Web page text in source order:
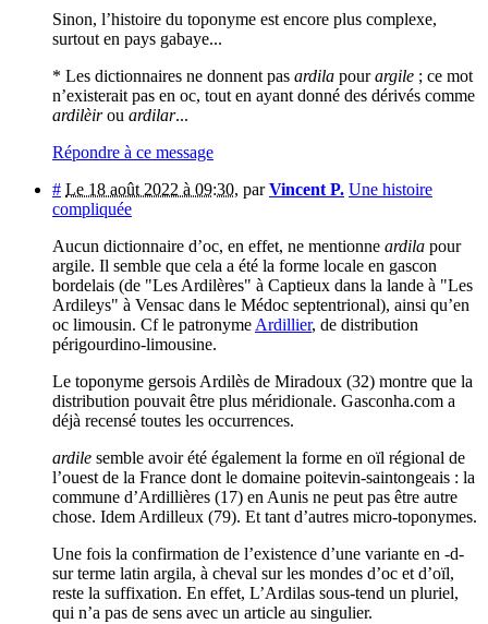
Sinon, l’histoire du toponyme est encore plus complexe,
surtout en pays gabaye...
* Les dictionnaires ne donnent pas ardila pourargile ; ce mot
n’existerait pas en oc, tout en ayant donné des dérivés comme
ardilèirou ardilar...
Répondre à ce message
# Le 18 août 2022 à 09:30, parVincent P. Une histoire
compliquée
Aucun dictionnaire d’oc, en effet, ne mentionne ardila pour
argile. Il semble que cela a été la forme locale en gascon
bordelais (de "Les Ardilères" à Captieux dans la lande à "Les
Ardileys" à Vensac dans le Médoc septentrional), ainsi qu’en
oc limousin. Cf le patronyme Ardillier, de distribution
périgourdino-limousine.
Le toponyme gersois Ardilès de Miradoux (32) montre que la
distribution pouvait être plus méridionale. Gasconha.com a
déjà recensé toutes les occurrences.
ardile semble avoir été également la forme en oïl régional de
l’ouest de la France dont le domaine poitevin-saintongeais : la
commune d’Ardillières (17) en Aunis ne peut pas être autre
chose. Idem Ardilleux (79). Et tant d’autres micro-toponymes.
Une fois la confirmation de l’existence d’une variante en -d-
sur terme latin argila, à cheval sur les mondes d’oc et d’oïl,
reste la suffixation. En effet, L’Ardilas sous-tend un pluriel,
qui n’a pas de sens avec un article au singulier.